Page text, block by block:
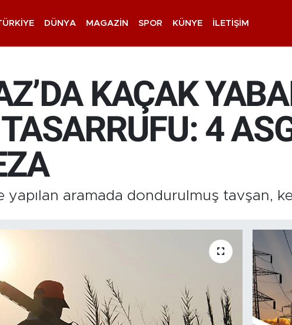
DÜNYA MAGAZIN SPOR KÜNYE İLETIŞIM
KAÇAK
4
yapılan aramada dondurulmuş tavşan,